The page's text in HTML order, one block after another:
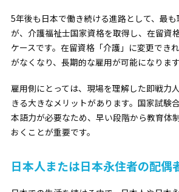
5年後も日本で働き続ける進路として、最
が、 介護福祉士国家資格を取得し、在留資
ケースです。在留資格「介護」に変更でき
がなくなり、長期的な雇用が可能になります
雇用側にとっては、現場を理解した即戦力
きる大きなメリットがあります。国家試験
本語力が必要なため、早い段階から教育体
おくことが重要です。
日本人または日本永住者の配偶